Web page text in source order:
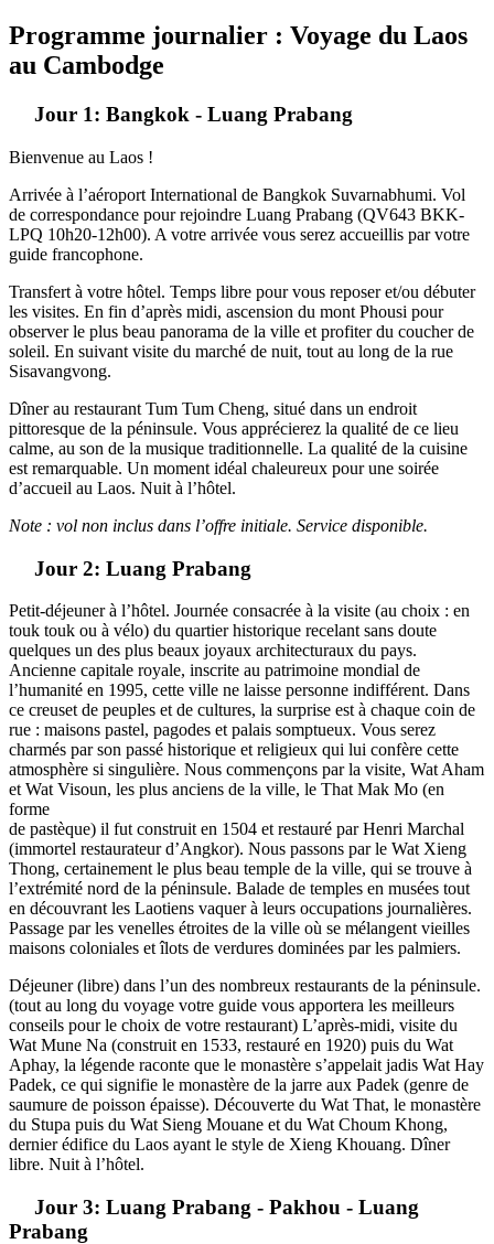
Programme journalier : Voyage du Laos
au Cambodge
Jour 1: Bangkok - Luang Prabang
Bienvenue au Laos !
Arrivée à l’aéroport International de Bangkok Suvarnabhumi. Vol
de correspondance pour rejoindre Luang Prabang (QV643 BKK-
LPQ 10h20-12h00). A votre arrivée vous serez accueillis par votre
guide francophone.
Transfert à votre hôtel. Temps libre pour vous reposer et/ou débuter
les visites. En fin d’après midi, ascension du mont Phousi pour
observer le plus beau panorama de la ville et profiter du coucher de
soleil. En suivant visite du marché de nuit, tout au long de la rue
Sisavangvong.
Dîner au restaurant Tum Tum Cheng, situé dans un endroit
pittoresque de la péninsule. Vous apprécierez la qualité de ce lieu
calme, au son de la musique traditionnelle. La qualité de la cuisine
est remarquable. Un moment idéal chaleureux pour une soirée
d’accueil au Laos. Nuit à l’hôtel.
Note : vol non inclus dans l’offre initiale. Service disponible.
Jour 2: Luang Prabang
Petit-déjeuner à l’hôtel. Journée consacrée à la visite (au choix : en
touk touk ou à vélo) du quartier historique recelant sans doute
quelques un des plus beaux joyaux architecturaux du pays.
Ancienne capitale royale, inscrite au patrimoine mondial de
l’humanité en 1995, cette ville ne laisse personne indifférent. Dans
ce creuset de peuples et de cultures, la surprise est à chaque coin de
rue : maisons pastel, pagodes et palais somptueux. Vous serez
charmés par son passé historique et religieux qui lui confère cette
atmosphère si singulière. Nous commençons par la visite, Wat Aham
et Wat Visoun, les plus anciens de la ville, le That Mak Mo (en
forme
de pastèque) il fut construit en 1504 et restauré par Henri Marchal
(immortel restaurateur d’Angkor). Nous passons par le Wat Xieng
Thong, certainement le plus beau temple de la ville, qui se trouve à
l’extrémité nord de la péninsule. Balade de temples en musées tout
en découvrant les Laotiens vaquer à leurs occupations journalières.
Passage par les venelles étroites de la ville où se mélangent vieilles
maisons coloniales et îlots de verdures dominées par les palmiers.
Déjeuner (libre) dans l’un des nombreux restaurants de la péninsule.
(tout au long du voyage votre guide vous apportera les meilleurs
conseils pour le choix de votre restaurant) L’après-midi, visite du
Wat Mune Na (construit en 1533, restauré en 1920) puis du Wat
Aphay, la légende raconte que le monastère s’appelait jadis Wat Hay
Padek, ce qui signifie le monastère de la jarre aux Padek (genre de
saumure de poisson épaisse). Découverte du Wat That, le monastère
du Stupa puis du Wat Sieng Mouane et du Wat Choum Khong,
dernier édifice du Laos ayant le style de Xieng Khouang. Dîner
libre. Nuit à l’hôtel.
Jour 3: Luang Prabang - Pakhou - Luang
Prabang